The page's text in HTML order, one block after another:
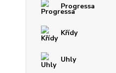
Progressa
Křídy
Uhly